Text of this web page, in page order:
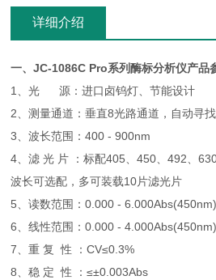
详细介绍
一、JC-1086C Pro系列酶标分析仪产品
1、光 源：进口卤钨灯、节能设计
2、测量通道：垂直8光路通道，自动寻
3、波长范围：400 - 900nm
4、滤 光 片 ：标配405、450、492、
波长可选配，多可装载10片滤光片
5、读数范围：0.000 - 6.000Abs(450nm)
6、线性范围：0.000 - 4.000Abs(450nm)
7、重 复 性 ：CV≤0.3%
8、稳 定 性 ：≤±0.003Abs